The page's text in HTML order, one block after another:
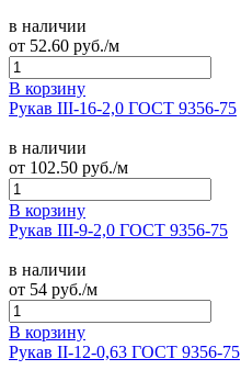
в наличии
от 52.60 руб./м
В корзину
Рукав III-16-2,0 ГОСТ 9356-75
в наличии
от 102.50 руб./м
В корзину
Рукав III-9-2,0 ГОСТ 9356-75
в наличии
от 54 руб./м
В корзину
Рукав II-12-0,63 ГОСТ 9356-75